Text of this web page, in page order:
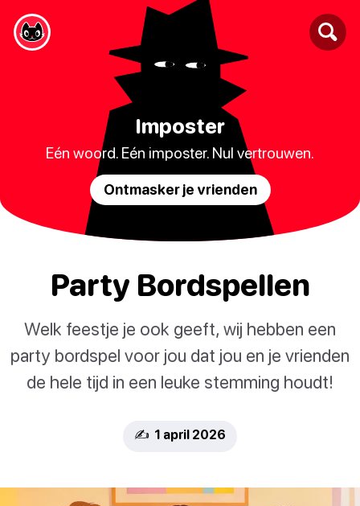
Imposter
Eén woord. Eén imposter. Nul vertrouwen.
Ontmasker je vrienden
Party Bordspellen
Welk feestje je ook geeft, wij hebben een
party bordspel voor jou dat jou en je vrienden
de hele tijd in een leuke stemming houdt!
✍️ 1 april 2026